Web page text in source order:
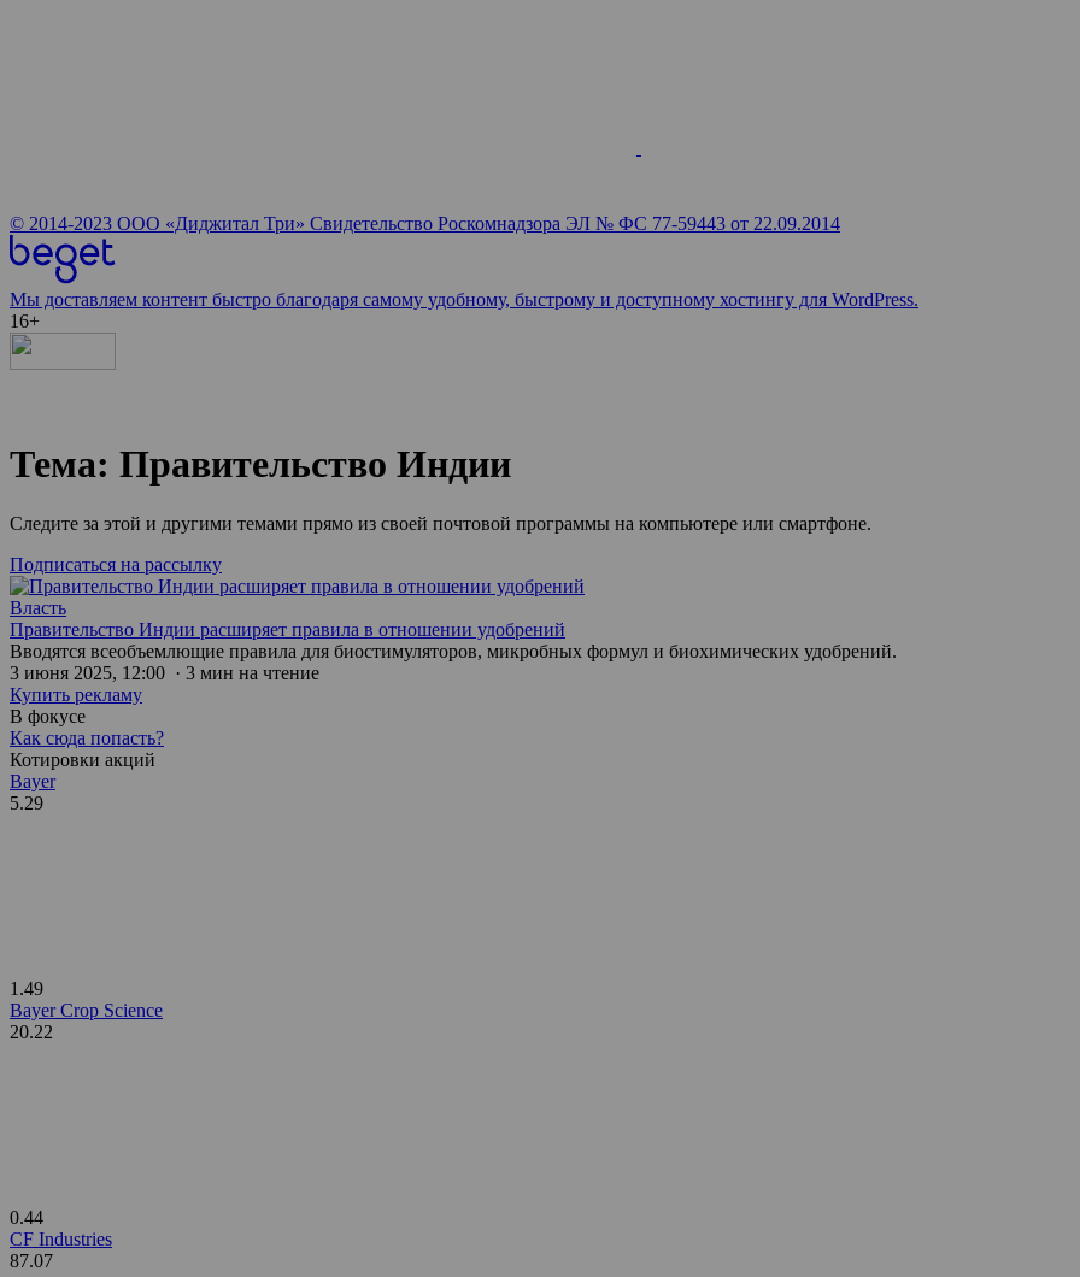
© 2014-2023 ООО «Диджитал Три» Свидетельство Роскомнадзора ЭЛ № ФС 77-59443 от 22.09.2014
Мы доставляем контент быстро благодаря самому удобному, быстрому и доступному хостингу для WordPress.
16+
Тема: Правительство Индии
Следите за этой и другими темами прямо из своей почтовой программы на компьютере или смартфоне.
Подписаться на рассылку
Власть
Правительство Индии расширяет правила в отношении удобрений
Вводятся всеобъемлющие правила для биостимуляторов, микробных формул и биохимических удобрений.
3 июня 2025, 12:00 · 3 мин на чтение
Купить рекламу
В фокусе
Как сюда попасть?
Котировки акций
Bayer
5.29
1.49
Bayer Crop Science
20.22
0.44
CF Industries
87.07